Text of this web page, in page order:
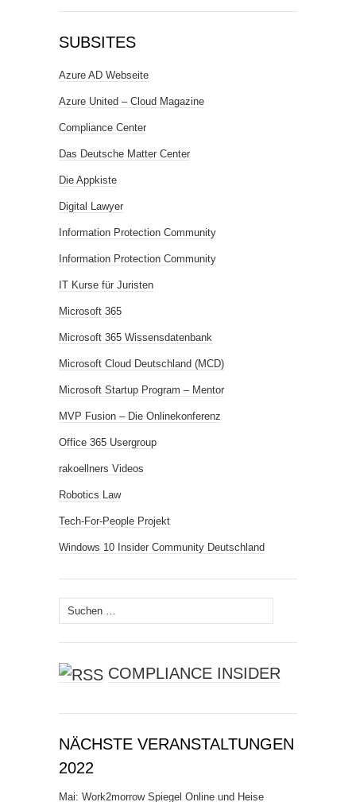
SUBSITES
Azure AD Webseite
Azure United – Cloud Magazine
Compliance Center
Das Deutsche Matter Center
Die Appkiste
Digital Lawyer
Information Protection Community
Information Protection Community
IT Kurse für Juristen
Microsoft 365
Microsoft 365 Wissensdatenbank
Microsoft Cloud Deutschland (MCD)
Microsoft Startup Program – Mentor
MVP Fusion – Die Onlinekonferenz
Office 365 Usergroup
rakoellners Videos
Robotics Law
Tech-For-People Projekt
Windows 10 Insider Community Deutschland
Suchen
nach:
COMPLIANCE INSIDER
NÄCHSTE VERANSTALTUNGEN
2022
Mai: Work2morrow Spiegel Online und Heise